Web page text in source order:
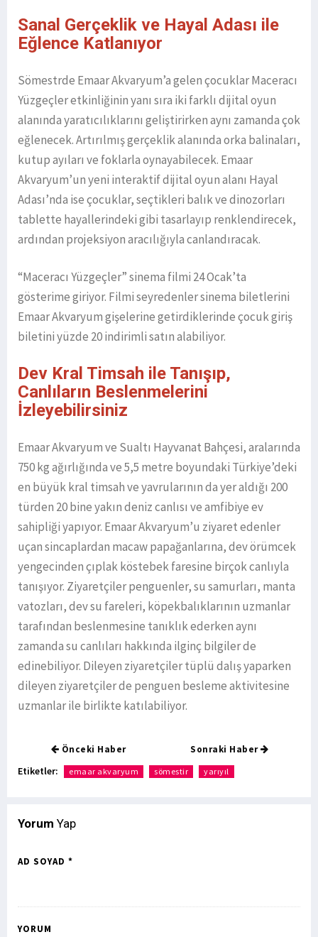
Sanal Gerçeklik ve Hayal Adası ile
Eğlence Katlanıyor
Sömestrde Emaar Akvaryum’a gelen çocuklar Maceracı
Yüzgeçler etkinliğinin yanı sıra iki farklı dijital oyun
alanında yaratıcılıklarını geliştirirken aynı zamanda çok
eğlenecek. Artırılmış gerçeklik alanında orka balinaları,
kutup ayıları ve foklarla oynayabilecek. Emaar
Akvaryum’un yeni interaktif dijital oyun alanı Hayal
Adası’nda ise çocuklar, seçtikleri balık ve dinozorları
tablette hayallerindeki gibi tasarlayıp renklendirecek,
ardından projeksiyon aracılığıyla canlandıracak.
“Maceracı Yüzgeçler” sinema filmi 24 Ocak’ta
gösterime giriyor. Filmi seyredenler sinema biletlerini
Emaar Akvaryum gişelerine getirdiklerinde çocuk giriş
biletini yüzde 20 indirimli satın alabiliyor.
Dev Kral Timsah ile Tanışıp,
Canlıların Beslenmelerini
İzleyebilirsiniz
Emaar Akvaryum ve Sualtı Hayvanat Bahçesi, aralarında
750 kg ağırlığında ve 5,5 metre boyundaki Türkiye’deki
en büyük kral timsah ve yavrularının da yer aldığı 200
türden 20 bine yakın deniz canlısı ve amfibiye ev
sahipliği yapıyor. Emaar Akvaryum’u ziyaret edenler
uçan sincaplardan macaw papağanlarına, dev örümcek
yengecinden çıplak köstebek faresine birçok canlıyla
tanışıyor. Ziyaretçiler penguenler, su samurları, manta
vatozları, dev su fareleri, köpekbalıklarının uzmanlar
tarafından beslenmesine tanıklık ederken aynı
zamanda su canlıları hakkında ilginç bilgiler de
edinebiliyor. Dileyen ziyaretçiler tüplü dalış yaparken
dileyen ziyaretçiler de penguen besleme aktivitesine
uzmanlar ile birlikte katılabiliyor.
Önceki Haber Sonraki Haber
Etiketler: emaar akvaryum sömestir yarıyıl
Yorum Yap
AD SOYAD *
YORUM